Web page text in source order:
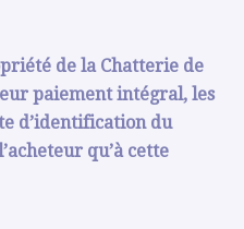
de la Chatterie de
paiement intégral,les
d’identification du
qu’à cette